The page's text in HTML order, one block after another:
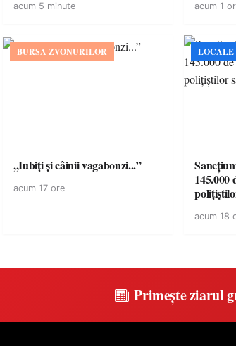
acum 5 minute acum 1
BURSA ZVONURILOR
,,Iubiți și câinii vagabonzi...”
acum 17 ore
LOCALE
145.000
acum 18
Primește ziarul